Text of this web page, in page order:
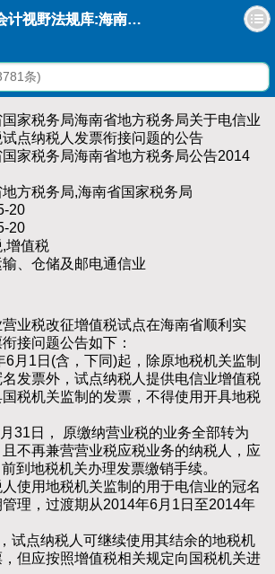
会计视野法规库:海南省国家税务局海南省地方税务局关于电信业营业税改征增值税试点纳税人发票衔接问题的公告
国家税务局海南省地方税务局关于电信业
点纳税人发票衔接问题的公告
国家税务局海南省地方税务局公告2014
地方税务局,海南省国家税务局
20
20
,增值税
输、仓储及邮电通信业
税改征增值税试点在海南省顺利实
接问题公告如下：
1日(含，下同)起，除原地税机关监制
发票外，试点纳税人提供电信业增值税
税机关监制的发票，不得使用开具地税
日， 原缴纳营业税的业务全部转为
不再兼营营业税应税业务的纳税人，应
到地税机关办理发票缴销手续。
用地税机关监制的用于电信业的冠名
理，过渡期从2014年6月1日至2014年
点纳税人可继续使用其结余的地税机
但应按照增值税相关规定向国税机关进